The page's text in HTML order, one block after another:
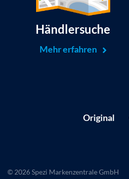
Händlersuche
Mehr erfahren
Original
© 2026 Spezi Markenzentrale GmbH